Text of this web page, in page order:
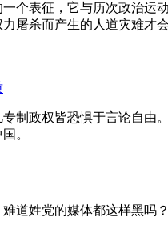
个表征，它与历次政治
杀而产生的人道灾难才会
制政权皆恐惧于言论自由
。
道姓党的媒体都这样黑吗